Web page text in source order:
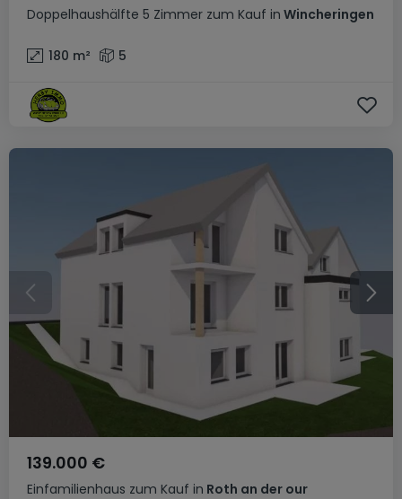
Doppelhaushälfte 5 Zimmer zum Kauf in Wincheringen
180 m² 5
Einfamilienhaus zum Kauf in Roth an der our
139.000 €